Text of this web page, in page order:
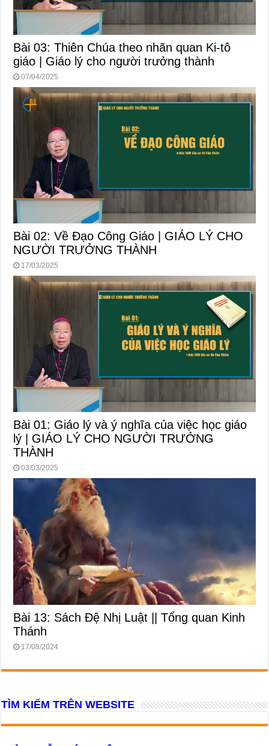
Bài 03: Thiên Chúa theo nhãn quan Ki-tô
giáo | Giáo lý cho người trưởng thành
07/04/2025
Bài 02: Về Đạo Công Giáo | GIÁO LÝ CHO
NGƯỜI TRƯỞNG THÀNH
17/03/2025
Bài 01: Giáo lý và ý nghĩa của việc học giáo
lý | GIÁO LÝ CHO NGƯỜI TRƯỞNG
THÀNH
03/03/2025
Bài 13: Sách Đệ Nhị Luật || Tổng quan Kinh
Thánh
17/08/2024
TÌM KIẾM TRÊN WEBSITE